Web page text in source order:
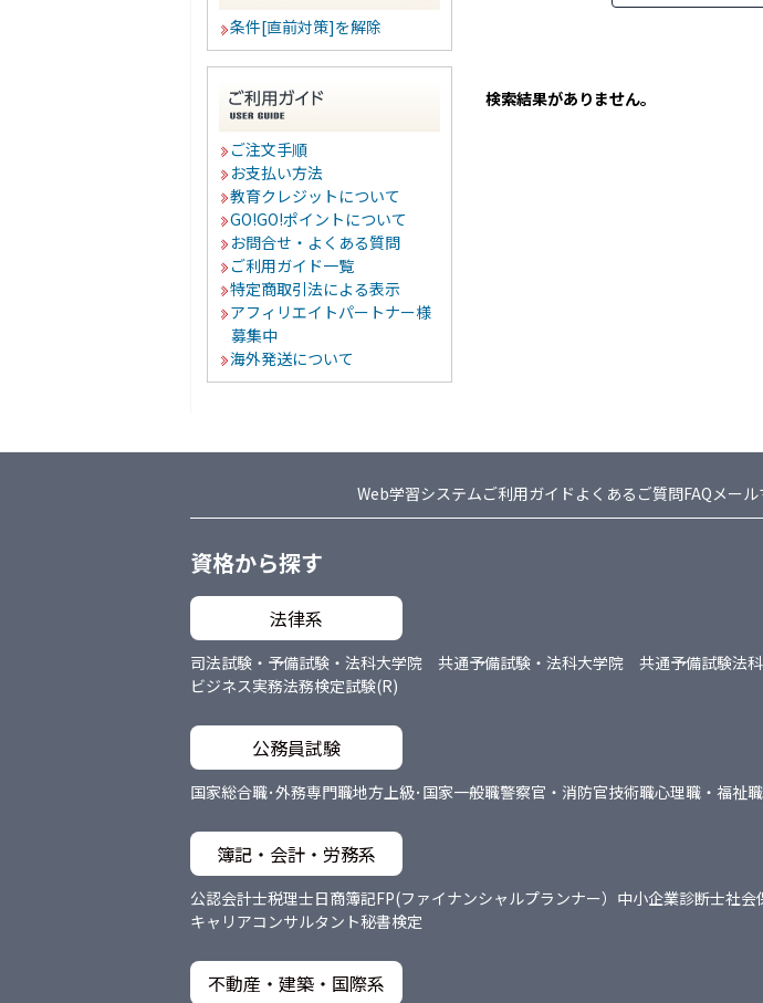
条件[直前対策]を解除
ご注文手順
お支払い方法
教育クレジットについて
GO!GO!ポイントについて
お問合せ・よくある質問
ご利用ガイド一覧
特定商取引法による表示
アフィリエイトパートナー様
募集中
海外発送について
検索結果がありません。
Web学習システムご利用ガイド よくあるご質問FAQ メー
資格から探す
法律系
司法試験・予備試験・法科大学院 共通予備試験・法科大学院 共通予備試験法
ビジネス実務法務検定試験(R)
公務員試験
国家総合職･外務専門職地方上級･国家一般職警察官・消防官技術職心理職・福祉職
簿記・会計・労務系
公認会計士税理士日商簿記FP(ファイナンシャルプランナー） 中小企業診断士社会
キャリアコンサルタント秘書検定
不動産・建築・国際系